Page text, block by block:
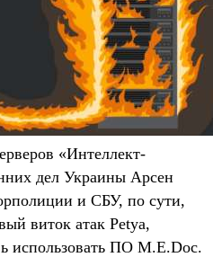
«Интеллект-
дел Украины Арсен
и СБУ, по сути,
виток атак Petya,
использовать ПО М.Е.Doc.